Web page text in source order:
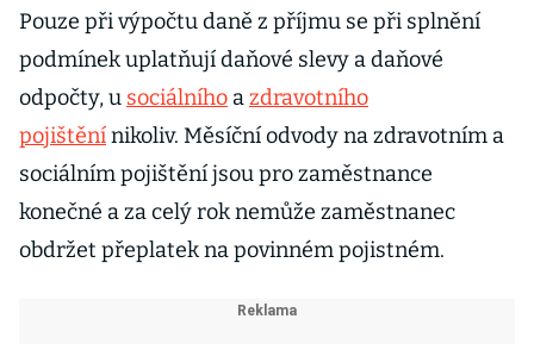
Pouze při výpočtu daně z příjmu se při splnění
podmínek uplatňují daňové slevy a daňové
odpočty, u sociálního azdravotního
pojištěnínikoliv. Měsíční odvody na zdravotním a
sociálním pojištění jsou pro zaměstnance
konečné a za celý rok nemůže zaměstnanec
obdržet přeplatek na povinném pojistném.